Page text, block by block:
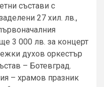
състави с
27 хил. лв.,
3 000 лв. за концерт
духов оркестър
– Ботевград.
– храмов празник